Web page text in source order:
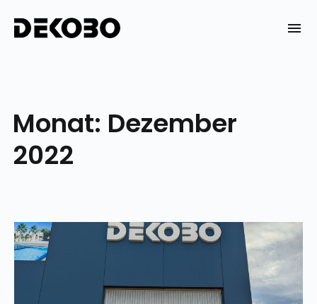
content
DEKOBO
Monat: Dezember
2022